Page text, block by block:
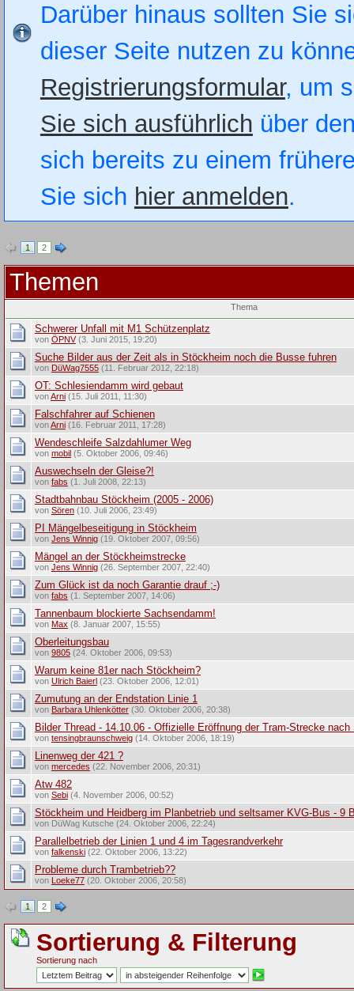
Darüber hinaus sollten Sie
dieser Seite nutzen zu
Registrierungsformular, um
Sie sich ausführlich über
sich bereits zu einem
Sie sich hier anmelden.
1 2
Themen
Thema
Schwerer Unfall mit M1 Schützenplatz
von ÖPNV(3. Juni 2015, 19:20)
Suche Bilder aus der Zeit als in Stöckheim noch die Busse fuhren
von DüWag7555(11. Februar 2012, 22:18)
OT: Schlesiendamm wird gebaut
vonArni(15. Juli 2011, 11:30)
Falschfahrer auf Schienen
vonArni(16. Februar 2011, 17:28)
Wendeschleife Salzdahlumer Weg
von mobil (5. Oktober 2006, 09:46)
Auswechseln der Gleise?!
von fabs (1. Juli 2008, 22:13)
Stadtbahnbau Stöckheim (2005 - 2006)
von Sören(10. Juli 2006, 23:49)
PI Mängelbeseitigung in Stöckheim
von Jens Winnig(19. Oktober 2007, 09:56)
Mängel an der Stöckheimstrecke
von Jens Winnig(26. September 2007, 22:40)
Zum Glück ist da noch Garantie drauf ;-)
von fabs (1. September 2007, 14:06)
Tannenbaum blockierte Sachsendamm!
von Max(8. Januar 2007, 15:55)
Oberleitungsbau
von 9805(24. Oktober 2006, 09:53)
Warum keine 81er nach Stöckheim?
von Ulrich Baierl (23. Oktober 2006, 12:01)
Zumutung an der Endstation Linie 1
von Barbara Uhlenkötter(30. Oktober 2006, 20:38)
Bilder Thread - 14.10.06 - Offizielle Eröffnung der Tram-Strecke
von tensingbraunschweig(14. Oktober 2006, 18:19)
Linenweg der 421 ?
von mercedes (22. November 2006, 20:31)
Atw 482
von Sebi(4. November 2006, 00:52)
Stöckheim und Heidberg im Planbetrieb und seltsamer KVG-Bus - 9
von DüWag Kutsche (24. Oktober 2006, 22:24)
Parallelbetrieb der Linien 1 und 4 im Tagesrandverkehr
von falkenski(22. Oktober 2006, 13:22)
Probleme durch Trambetrieb??
von Loeke77(20. Oktober 2006, 20:58)
1 2
Sortierung & Filterung
Sortierung nach